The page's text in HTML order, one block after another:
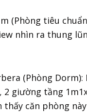
(Phòng tiêu
nhìn ra thung
(Phòng Dorm):
2 giường tầng
thấy căn phòng